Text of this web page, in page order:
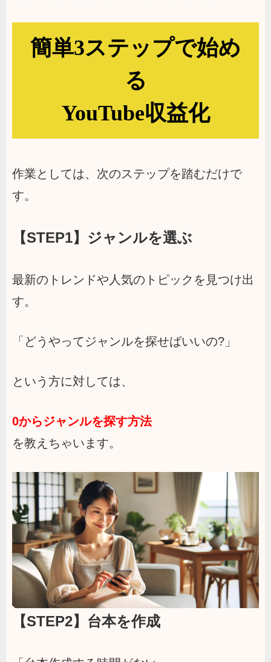
簡単3ステップで始め
る
YouTube収益化
作業としては、次のステップを踏むだけで
す。
【STEP1】ジャンルを選ぶ
最新のトレンドや人気のトピックを見つけ出
す。
「どうやってジャンルを探せばいいの?」
という方に対しては、
0からジャンルを探す方法
を教えちゃいます。
【STEP2】台本を作成